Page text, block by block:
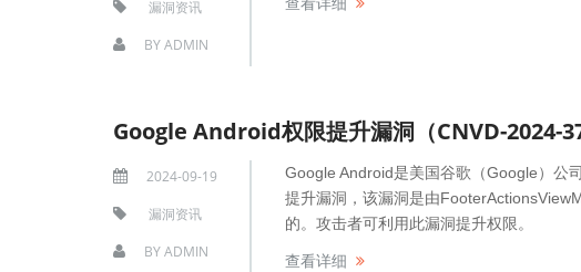
漏洞资讯
BYADMIN
Google Android权限提升漏洞（CNVD-2024-
2024-09-19
漏洞资讯
BYADMIN
Google Android是美国谷歌（Google）公
提升漏洞，该漏洞是由
的。攻击者可利用此漏洞提升权限。
查看详细